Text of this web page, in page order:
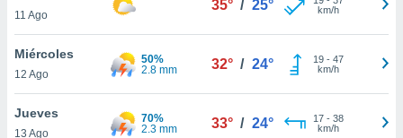
más
nuestra
y
11 Ago
35° / 25°
km/h
Miércoles
12 Ago
50%
2.8 mm
32° / 24° 19- 47
km/h
Jueves
13 Ago
70%
2.3 mm
33° / 24° 17- 38
km/h